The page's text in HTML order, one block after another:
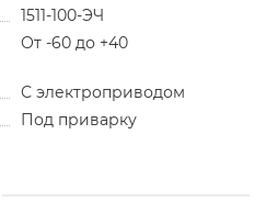
1511-100-ЭЧ
От -60 до +40
С электроприводом
Под приварку